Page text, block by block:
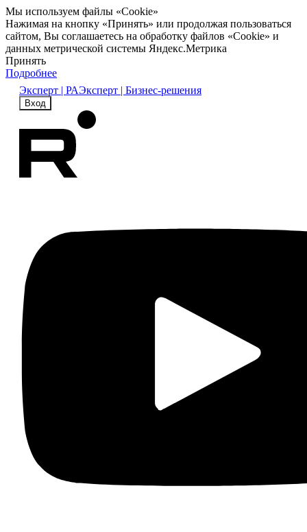
Мы используем файлы «Cookie»
Нажимая на кнопку «Принять» или продолжая пользоваться
сайтом, Вы соглашаетесь на обработку файлов «Cookie» и
данных метрической системы Яндекс.Метрика
Принять
Подробнее
Эксперт | РАЭксперт | Бизнес-решения
Вход